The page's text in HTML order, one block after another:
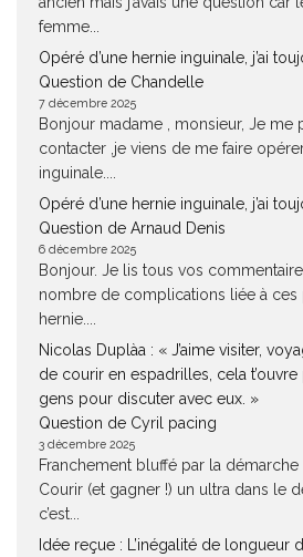
femme...
Opéré d’une hernie inguinale, j’ai
Question de Chandelle
7 décembre 2025
Bonjour madame , monsieur, Je me
contacter ,je viens de me faire
inguinale....
Opéré d’une hernie inguinale, j’ai
Question de Arnaud Denis
6 décembre 2025
Bonjour. Je lis tous vos
nombre de complications liée à ces
hernie....
Nicolas Duplàa : « J’aime visiter,
de courir en espadrilles, cela
gens pour discuter avec eux. »
Question de Cyril pacing
3 décembre 2025
Franchement bluffé par la démarche
Courir (et gagner !) un ultra dans le
c’est...
Idée reçue : L’inégalité de longueur